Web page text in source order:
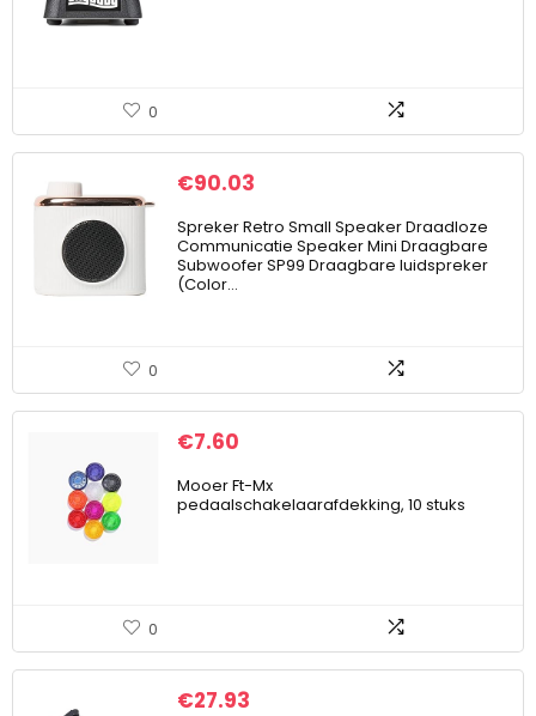
0
€90.03
Spreker Retro Small Speaker Draadloze
Communicatie Speaker Mini Draagbare
Subwoofer SP99 Draagbare luidspreker
(Color…
0
€7.60
Mooer Ft-Mx
pedaalschakelaarafdekking, 10 stuks
0
€27.93